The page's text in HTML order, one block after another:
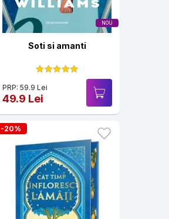
NOU
Soti si amanti
PRP: 59.9 Lei
49.9 Lei
-20%